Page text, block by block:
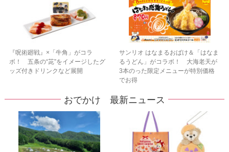
『呪術廻戦』×「牛角」がコラ
ボ！ 五条の“茈”をイメージしたグ
ッズ付きドリンクなど展開
サンリオ はなまるおばけ＆「はなま
るうどん」がコラボ！ 大海老天が
3本のった限定メニューが特別価格
でお得
おでかけ 最新ニュース